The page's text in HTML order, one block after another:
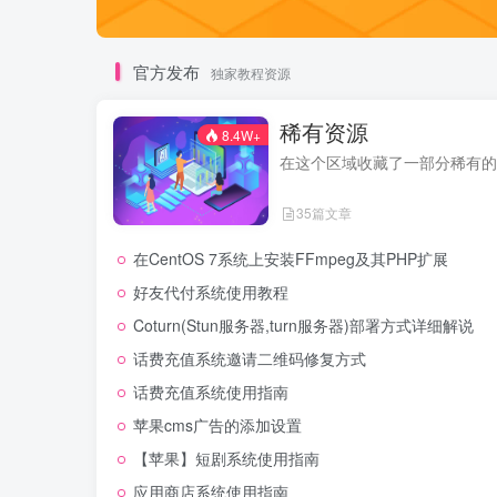
官方发布 独家教程资源
8.4W+ 稀有资源
在这个区域收藏了一部分稀有
35篇文章
在CentOS 7系统上安装FFmpeg及其PHP扩展
好友代付系统使用教程
Coturn(Stun服务器,turn服务器)部署方式详细解说
话费充值系统邀请二维码修复方式
话费充值系统使用指南
苹果cms广告的添加设置
【苹果】短剧系统使用指南
应用商店系统使用指南